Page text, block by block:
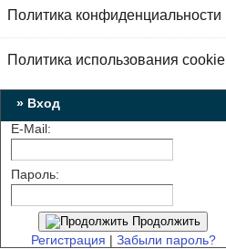
Политика конфиденциальности
Политика использования cookie
» Вход
E-Mail:
Пароль:
Продолжить
Регистрация | Забыли пароль?